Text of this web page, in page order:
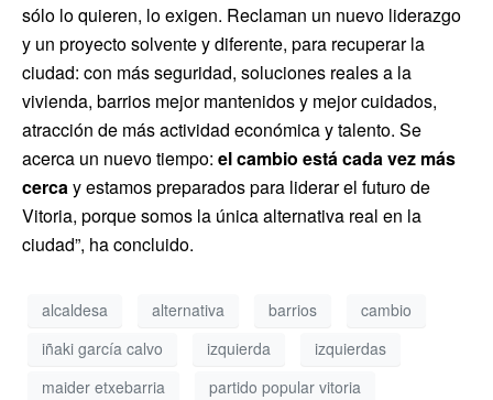
sólo lo quieren, lo exigen. Reclaman un nuevo liderazgo
y un proyecto solvente y diferente, para recuperar la
ciudad: con más seguridad, soluciones reales a la
vivienda, barrios mejor mantenidos y mejor cuidados,
atracción de más actividad económica y talento. Se
acerca un nuevo tiempo: el cambio está cada vez más
cerca y estamos preparados para liderar el futuro de
Vitoria, porque somos la única alternativa real en la
ciudad”, ha concluido.
alcaldesa alternativa barrios
cambio
iñaki garcía calvo
izquierda
izquierdas
maider etxebarria
partido popular vitoria